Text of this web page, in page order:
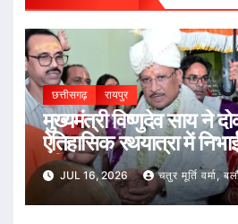
छत्तीसगढ़ रायपुर
मुख्यमंत्री विष्णुदेव साय ने
ऐतिहासिक रथयात्रा में
की परंपरा : भगवान
प्रदेशवासियों के सुख,
कामना की
JUL 16, 2026 चतुर मूर्ति वर्मा,